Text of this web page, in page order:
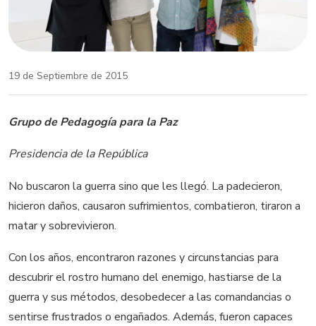
19 de Septiembre de 2015
Grupo de Pedagogía para la Paz
Presidencia de la República
No buscaron la guerra sino que les llegó. La padecieron,
hicieron daños, causaron sufrimientos, combatieron, tiraron a
matar y sobrevivieron.
Con los años, encontraron razones y circunstancias para
descubrir el rostro humano del enemigo, hastiarse de la
guerra y sus métodos, desobedecer a las comandancias o
sentirse frustrados o engañados. Además, fueron capaces